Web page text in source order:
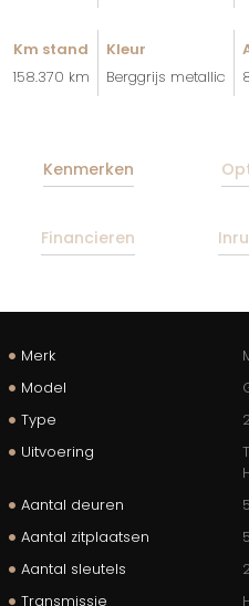
Km stand
158.370 km
Kleur
Berggrijs metallic
Kenmerken
Financieren
Merk
Model
Type
Uitvoering
Aantal deuren
5
Aantal zitplaatsen
5
Aantal sleutels
2
Transmissie